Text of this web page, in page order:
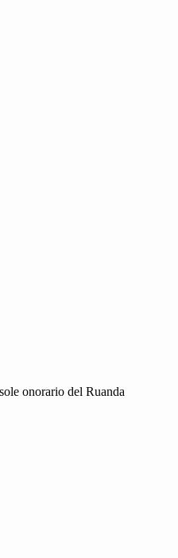
onorario del Ruanda